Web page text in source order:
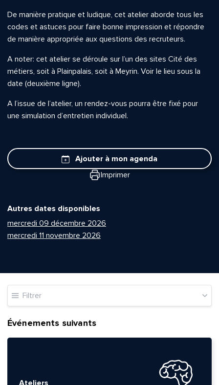
De manière pratique et ludique, cet atelier aborde tous les
codes et astuces pour faire bonne impression et répondre
de manière appropriée aux questions des recruteurs.
A noter: cet atelier se déroule sur l’un des sites Cité des
métiers, soit à Plainpalais, soit à Meyrin. Voir le lieu sous la
date (deuxième ligne).
A l’issue de l’atelier, un rendez-vous pourra être fixé pour
une simulation d’entretien individuel.
Ajouter à mon agenda
Imprimer
Autres dates disponibles
mercredi 09 décembre 2026
mercredi 11 novembre 2026
Filtrer
Événements suivants